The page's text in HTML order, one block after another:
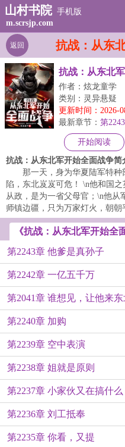
山村书院 手机版
m.scrsjp.com
抗战：从东
返回
抗战：从东北
作者：炫龙童学
类别：灵异悬疑
更新时间：2026-
最新章节： 第
开始阅读
抗战：从东北军开始全面战争简
那一天，身为华夏陆军特种
陷，东北岌岌可危！ \n他和国
从政，是为一省父母官；\n他从
师镇边疆，只为万家灯火，朝朝
《抗战：从东北军开始全
第2243章 他爹是真孙子
第2242章 一亿五千万
第2041章 谁想见，让他来
第2240章 加购
第2239章 空中表演
第2238章 姐就是原则
第2237章 小家伙又在搞什么
第2236章 刘工抵奉
第2235章 你看，又提